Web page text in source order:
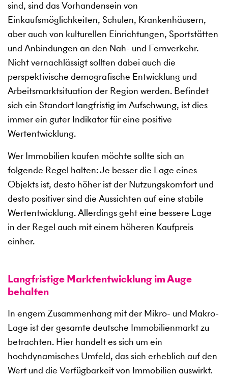
sind, sind das Vorhandensein von
Einkaufsmöglichkeiten, Schulen, Krankenhäusern,
aber auch von kulturellen Einrichtungen, Sportstätten
und Anbindungen an den Nah- und Fernverkehr.
Nicht vernachlässigt sollten dabei auch die
perspektivische demografische Entwicklung und
Arbeitsmarktsituation der Region werden. Befindet
sich ein Standort langfristig im Aufschwung, ist dies
immer ein guter Indikator für eine positive
Wertentwicklung.
Wer Immobilien kaufen möchte sollte sich an
folgende Regel halten: Je besser die Lage eines
Objekts ist, desto höher ist der Nutzungskomfort und
desto positiver sind die Aussichten auf eine stabile
Wertentwicklung. Allerdings geht eine bessere Lage
in der Regel auch mit einem höheren Kaufpreis
einher.
Langfristige Marktentwicklung im Auge
behalten
In engem Zusammenhang mit der Mikro- und Makro-
Lage ist der gesamte deutsche Immobilienmarkt zu
betrachten. Hier handelt es sich um ein
hochdynamisches Umfeld, das sich erheblich auf den
Wert und die Verfügbarkeit von Immobilien auswirkt.